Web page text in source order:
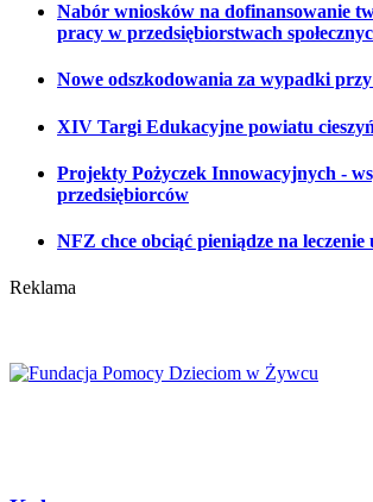
Nabór wniosków na dofinansowanie
pracy w przedsiębiorstwach
Nowe odszkodowania za wypadki
XIV Targi Edukacyjne powiatu
Projekty Pożyczek Innowacyjnych -
przedsiębiorców
NFZ chce obciąć pieniądze na leczenie
Reklama